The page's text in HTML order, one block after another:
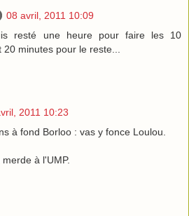
08 avril, 2011 10:09
resté une heure pour faire les 10
minutes pour le reste...
2011 10:23
à fond Borloo : vas y fonce Loulou.
à l'UMP.